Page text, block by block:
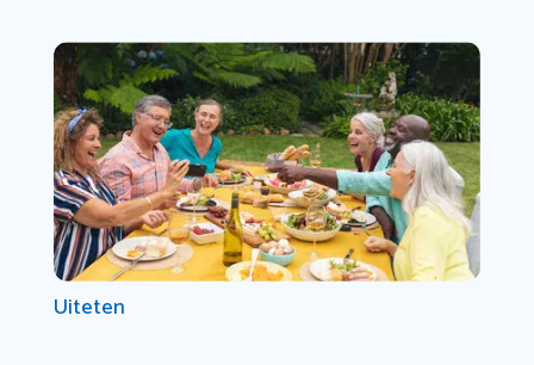
Uiteten